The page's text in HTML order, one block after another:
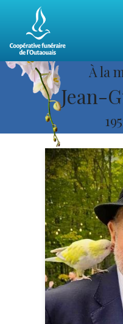
À la
Jean-